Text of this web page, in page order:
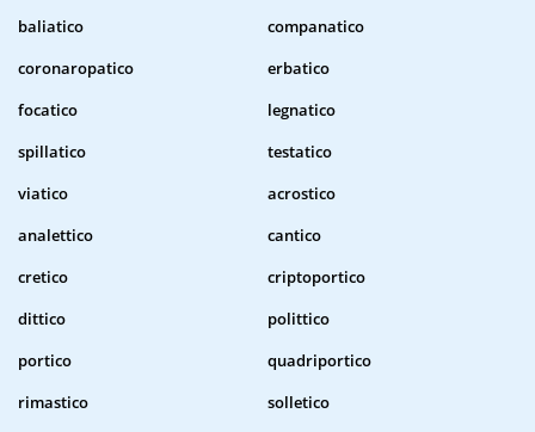
baliatico
companatico
coronaropatico
erbatico
focatico
legnatico
spillatico
testatico
viatico
acrostico
analettico
cantico
cretico
criptoportico
dittico
polittico
portico
quadriportico
rimastico
solletico